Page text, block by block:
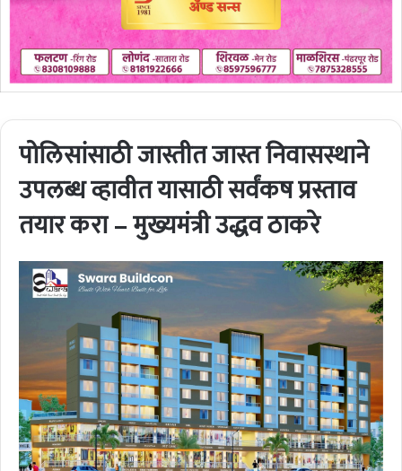
पोलिसांसाठी जास्तीत जास्त निवासस्थाने
उपलब्ध व्हावीत यासाठी सर्वंकष प्रस्ताव
तयार करा – मुख्यमंत्री उद्धव ठाकरे